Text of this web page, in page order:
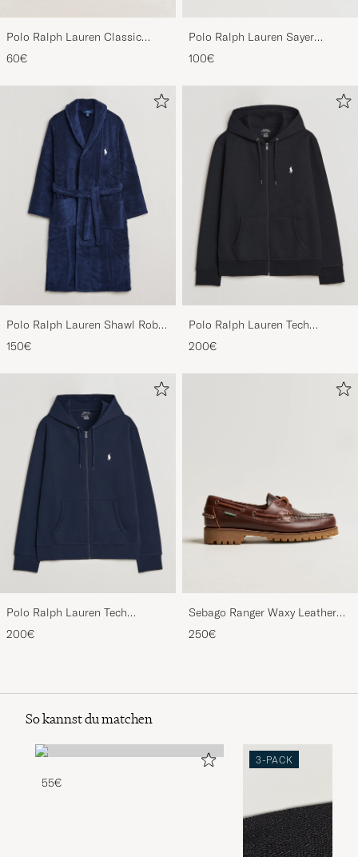
Polo Ralph Lauren Classic
Sports Cap Relay Blue
60€
Polo Ralph Lauren Sayer
Canvas Sneakers White
100€
Polo Ralph Lauren Shawl Robe
Navy
150€
Polo Ralph Lauren Tech
Performance Full Zip Black
200€
Polo Ralph Lauren Tech
Performance Full Zip Navy
200€
Sebago Ranger Waxy Leather
Loafer Brown Gum
250€
So kannst du matchen
55€
3-PACK